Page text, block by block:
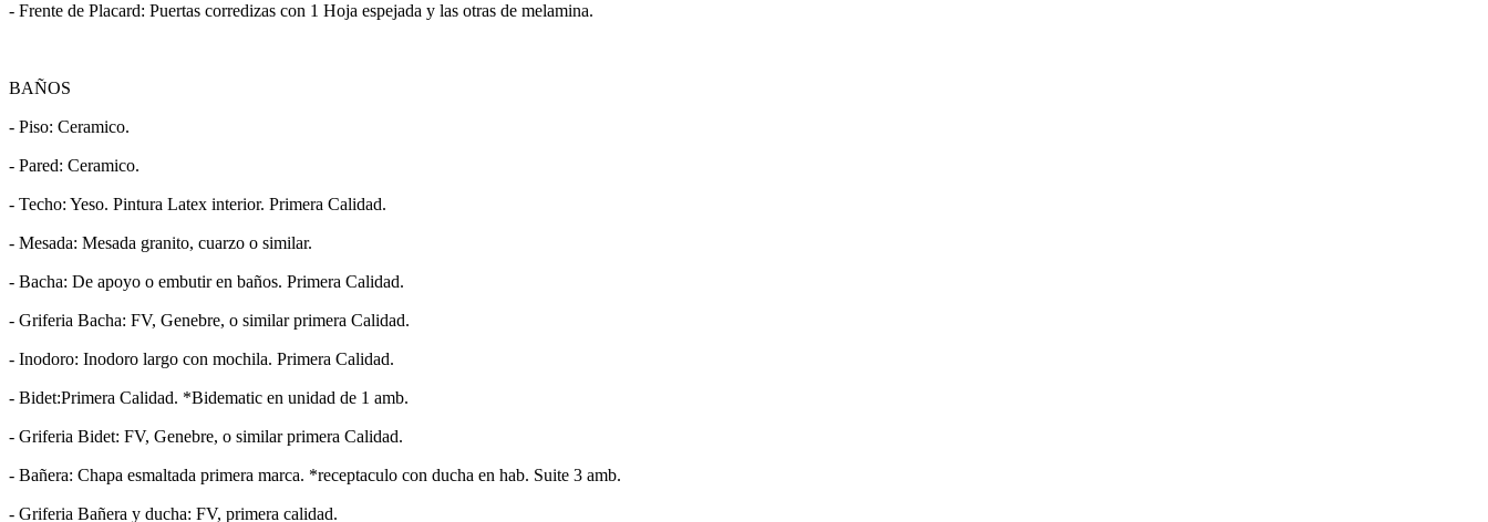
- Frente de Placard: Puertas corredizas con 1 Hoja espejada y las otras de melamina.
BAÑOS
- Piso: Ceramico.
- Pared: Ceramico.
- Techo: Yeso. Pintura Latex interior. Primera Calidad.
- Mesada: Mesada granito, cuarzo o similar.
- Bacha: De apoyo o embutir en baños. Primera Calidad.
- Griferia Bacha: FV, Genebre, o similar primera Calidad.
- Inodoro: Inodoro largo con mochila. Primera Calidad.
- Bidet:Primera Calidad. *Bidematic en unidad de 1 amb.
- Griferia Bidet: FV, Genebre, o similar primera Calidad.
- Bañera: Chapa esmaltada primera marca. *receptaculo con ducha en hab. Suite 3 amb.
- Griferia Bañera y ducha: FV, primera calidad.